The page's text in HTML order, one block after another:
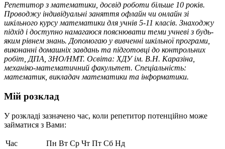
Репетитор з математики, досвід роботи більше 10 років.
Проводжу індивідуальні заняття офлайн чи онлайн зі
шкільного курсу математики для учнів 5-11 класів. Знаходжу
підхід і доступно намагаюся пояснювати теми учневі з будь-
яким рівнем знань. Допомогаю у вивченні шкільної програми,
виконанні домашніх завдань та підготовці до контрольних
робіт, ДПА, ЗНО/НМТ. Освіта: ХДУ ім. В.Н. Каразіна,
механіко-математичний факультет. Спеціальність:
математик, викладач математики та інформатики.
Мій розклад
У розкладі зазначено час, коли репетитор потенційно може
займатися з Вами:
Час Пн Вт Ср Чт Пт Сб Нд